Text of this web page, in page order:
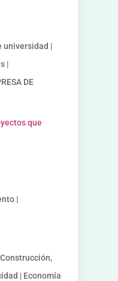
universidad |
|
DE
que
|
| Economía